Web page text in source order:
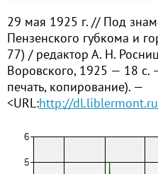
29 мая 1925 г. // Под
Пензенского губкома и
77) / редактор А. Н.
Воровского, 1925 — 18 с.
печать, копирование). —
<URL:http://